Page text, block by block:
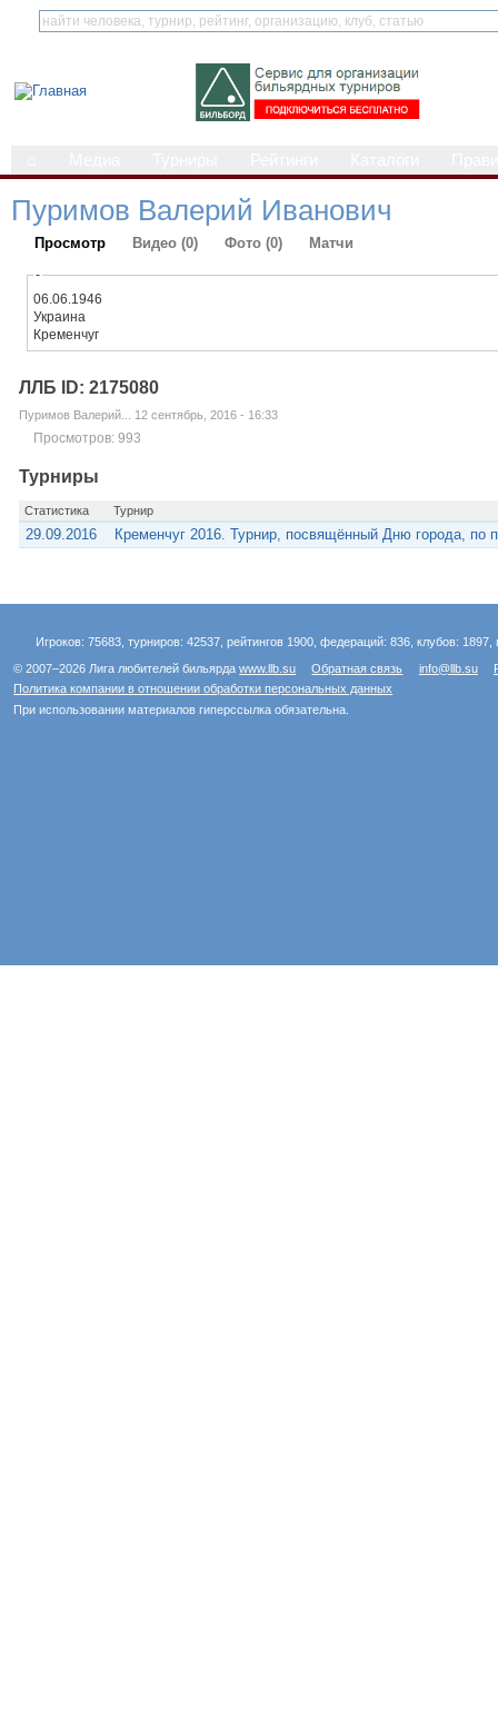
Пуримов Валерий Иванович
Просмотр Видео (0) Фото (0) Матчи
-
06.06.1946
Украина
Кременчуг
ЛЛБ ID: 2175080
Пуримов Валерий... 12 сентябрь, 2016 - 16:33
Просмотров: 993
Турниры
Статистика Турнир
29.09.2016 Кременчуг 2016. Турнир, посвящённый Дню города, по
Игроков: 75683, турниров: 42537, рейтингов 1900, федераций: 836, клубов:
© 2007–2026 Лига любителей бильярдаwww.llb.su Обратная связь info@llb.su
Политика компании в отношении обработки персональных данных
При использовании материалов гиперссылка обязательна.